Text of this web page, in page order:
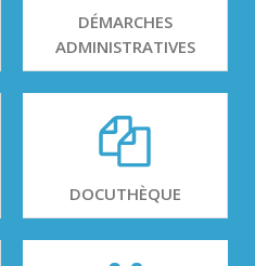
DÉMARCHES
ADMINISTRATIVES
DOCUTHÈQUE